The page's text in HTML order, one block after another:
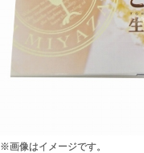
※画像はイメージです。